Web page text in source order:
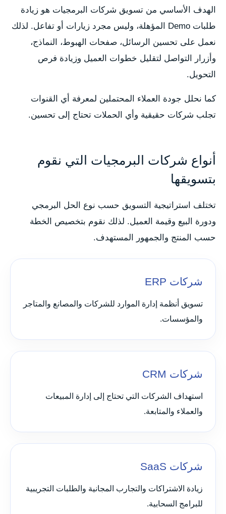
الهدف الأساسي من تسويق شركات البرمجيات هو زيادة
طلبات Demo المؤهلة، وليس مجرد زيارات أو تفاعل. لذلك
نعمل على تحسين الرسائل، صفحات الهبوط، النماذج،
وأزرار التواصل لتقليل خطوات العميل وزيادة فرص
التحويل.
كما نحلل جودة العملاء المحتملين لمعرفة أي القنوات
تجلب شركات حقيقية وأي الحملات تحتاج إلى تحسين.
أنواع شركات البرمجيات التي نقوم
بتسويقها
تختلف استراتيجية التسويق حسب نوع الحل البرمجي
ودورة البيع وقيمة العميل. لذلك نقوم بتخصيص الخطة
حسب المنتج والجمهور المستهدف.
شركات ERP
تسويق أنظمة إدارة الموارد للشركات والمصانع والمتاجر
والمؤسسات.
شركات CRM
استهداف الشركات التي تحتاج إلى إدارة المبيعات
والعملاء والمتابعة.
شركات SaaS
زيادة الاشتراكات والتجارب المجانية والطلبات التجريبية
للبرامج السحابية.